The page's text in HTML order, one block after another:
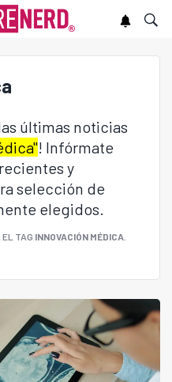
últimas noticias
! Infórmate
y
selección de
elegidos.
TAG INNOVACIÓN MÉDICA